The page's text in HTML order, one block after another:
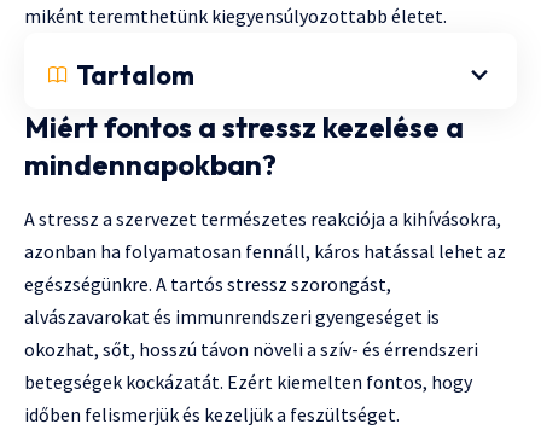
miként teremthetünk kiegyensúlyozottabb életet.
Tartalom
Miért fontos a stressz kezelése a
mindennapokban?
A stressz a szervezet természetes reakciója a kihívásokra,
azonban ha folyamatosan fennáll, káros hatással lehet az
egészségünkre. A tartós stressz szorongást,
alvászavarokat és immunrendszeri gyengeséget is
okozhat, sőt, hosszú távon növeli a szív- és érrendszeri
betegségek kockázatát. Ezért kiemelten fontos, hogy
időben felismerjük és kezeljük a feszültséget.